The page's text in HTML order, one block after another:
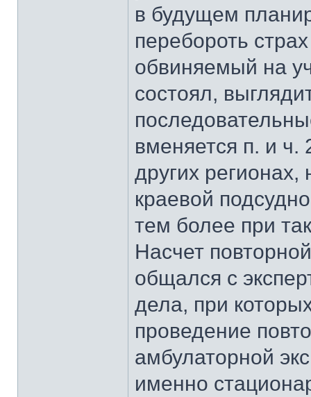
в будущем
перебороть
обвиняемый на
состоял,
вменяется п. и
других
краевой
тем более при
Насчет
общался с
дела, при
проведение
амбулаторной
именно